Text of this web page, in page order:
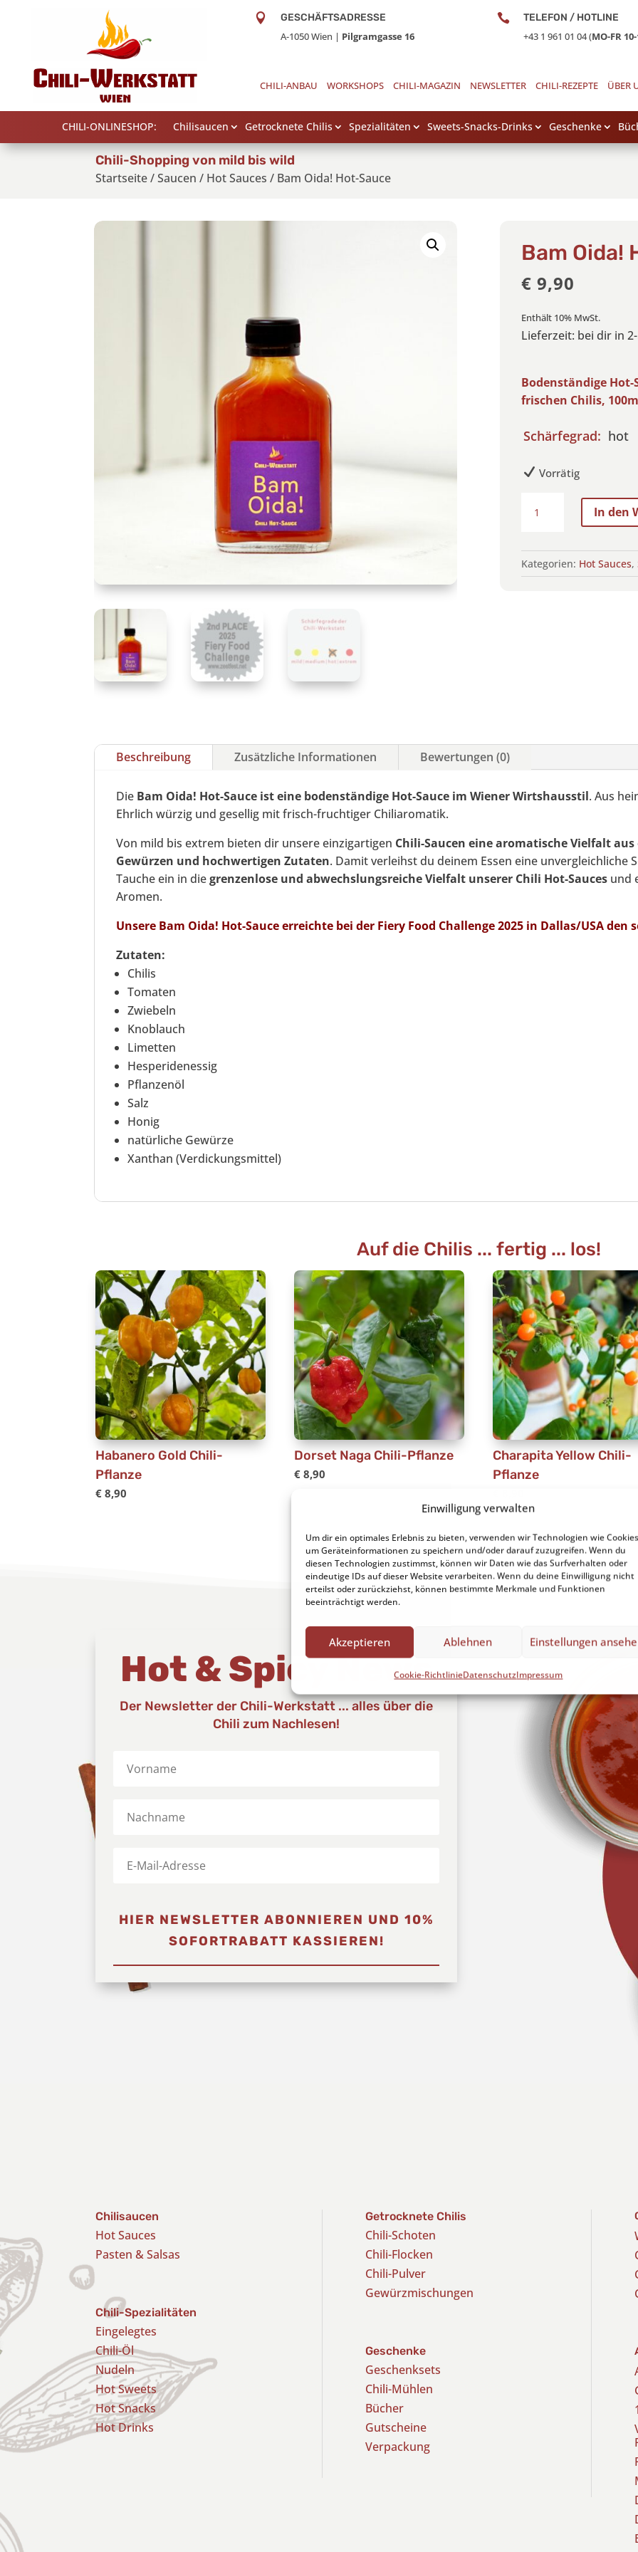
Einwilligung verwalten
Um dir ein optimales Erlebnis zu bieten, verwenden wir Technologien wie
um Geräteinformationen zu speichern und/oder darauf zuzugreifen. Wenn du
diesen Technologien zustimmst, können wir Daten wie das Surfverhalten oder
eindeutige IDs auf dieser Website verarbeiten. Wenn du deine Einwilligung nicht
erteilst oder zurückziehst, können bestimmte Merkmale und Funktionen
beeinträchtigt werden.
Akzeptieren Ablehnen Einstellungen
Cookie-RichtlinieDatenschutzImpressum
 GESCHÄFTSADRESSE
A-1050 Wien | Pilgramgasse 16
 TELEFON / HOTLINE
+43 1 961 01 04 (MO-FR
CHILI-ANBAU WORKSHOPS CHILI-MAGAZIN NEWSLETTER CHILI-REZEPTE ÜBER
CHILI-ONLINESHOP: Chilisaucen Getrocknete Chilis Spezialitäten Sweets-Snacks-Drinks Geschenke
Chili-Shopping von mild bis wild
Startseite/Saucen / Hot Sauces / Bam Oida! Hot-Sauce
Bam Oida!
€ 9,90
Enthält 10% MwSt.
Lieferzeit: bei dir in
Bodenständige
frischen Chilis,
Schärfegrad: hot
Vorrätig
Oida!
Sauce
Menge
In den
Kategorien: Hot Sauces,
Beschreibung Zusätzliche Informationen Bewertungen (0)
Die Bam Oida! Hot-Sauce ist eine bodenständige Hot-Sauce im Wiener Wirtshausstil. Aus
Ehrlich würzig und gesellig mit frisch-fruchtiger Chiliaromatik.
Von mild bis extrem bieten dir unsere einzigartigen Chili-Saucen eine aromatische Vielfalt
Gewürzen und hochwertigen Zutaten. Damit verleihst du deinem Essen eine unvergleichliche
Tauche ein in diegrenzenlose und abwechslungsreiche Vielfalt unserer Chili Hot-Sauces und
Aromen.
Unsere Bam Oida! Hot-Sauce erreichte bei der Fiery Food Challenge 2025 in Dallas/USA
Zutaten:
Chilis
Tomaten
Zwiebeln
Knoblauch
Limetten
Hesperidenessig
Pflanzenöl
Salz
Honig
natürliche Gewürze
Xanthan (Verdickungsmittel)
Auf die Chilis ... fertig ... los!
Habanero Gold Chili-
Pflanze
€ 8,90
Dorset Naga Chili-Pflanze
€ 8,90
Charapita Yellow Chili-
Pflanze
Hot & Spicy News
Der Newsletter der Chili-Werkstatt ... alles über die
Chili zum Nachlesen!
HIER NEWSLETTER ABONNIEREN UND 10%
SOFORTRABATT KASSIEREN!
Chilisaucen
Hot Sauces
Pasten & Salsas
Chili-Spezialitäten
Eingelegtes
Chili-Öl
Nudeln
Hot Sweets
Hot Snacks
Hot Drinks
Getrocknete Chilis
Chili-Schoten
Chili-Flocken
Chili-Pulver
Gewürzmischungen
Geschenke
Geschenksets
Chili-Mühlen
Bücher
Gutscheine
Verpackung